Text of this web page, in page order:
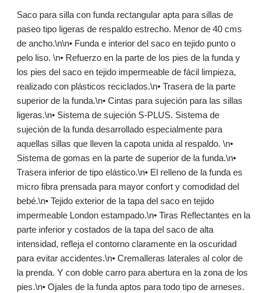
Saco para silla con funda rectangular apta para sillas de
paseo tipo ligeras de respaldo estrecho. Menor de 40 cms
de ancho.\n\n• Funda e interior del saco en tejido punto o
pelo liso. \n• Refuerzo en la parte de los pies de la funda y
los pies del saco en tejido impermeable de fácil limpieza,
realizado con plásticos reciclados.\n• Trasera de la parte
superior de la funda.\n• Cintas para sujeción para las sillas
ligeras.\n• Sistema de sujeción S-PLUS. Sistema de
sujeción de la funda desarrollado especialmente para
aquellas sillas que lleven la capota unida al respaldo. \n•
Sistema de gomas en la parte de superior de la funda.\n•
Trasera inferior de tipo elástico.\n• El relleno de la funda es
micro fibra prensada para mayor confort y comodidad del
bebé.\n• Tejido exterior de la tapa del saco en tejido
impermeable London estampado.\n• Tiras Reflectantes en la
parte inferior y costados de la tapa del saco de alta
intensidad, refleja el contorno claramente en la oscuridad
para evitar accidentes.\n• Cremalleras laterales al color de
la prenda. Y con doble carro para abertura en la zona de los
pies.\n• Ojales de la funda aptos para todo tipo de arneses.